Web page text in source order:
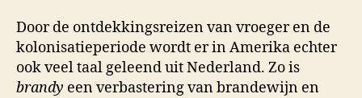
Door de ontdekkingsreizen van vroeger en de
kolonisatieperiode wordt er in Amerika echter
ook veel taal geleend uit Nederland. Zo is
brandy een verbastering van brandewijn en